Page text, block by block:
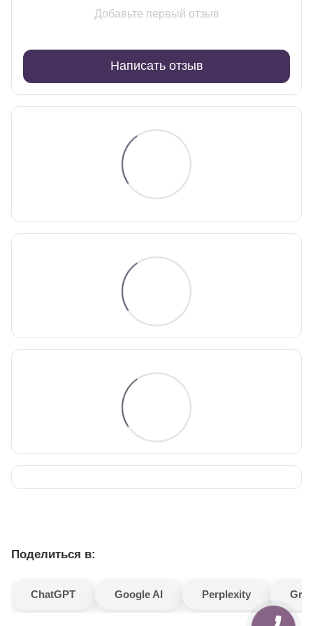
Добавьте первый отзыв
Написать отзыв
Поделиться в:
ChatGPT Google AI Perplexity